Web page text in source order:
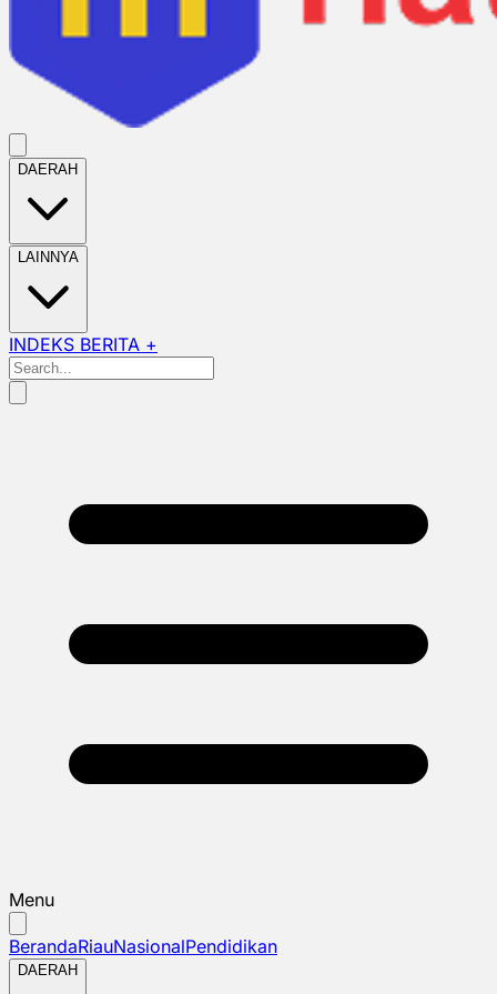
DAERAH
LAINNYA
INDEKS BERITA +
Menu
BerandaRiauNasionalPendidikan
DAERAH